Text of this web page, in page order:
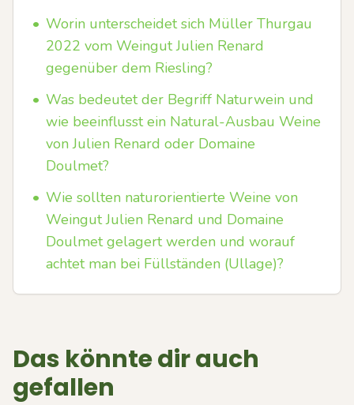
• Worin unterscheidet sich Müller Thurgau
2022 vom Weingut Julien Renard
gegenüber dem Riesling?
• Was bedeutet der Begriff Naturwein und
wie beeinflusst ein Natural-Ausbau Weine
von Julien Renard oder Domaine
Doulmet?
• Wie sollten naturorientierte Weine von
Weingut Julien Renard und Domaine
Doulmet gelagert werden und worauf
achtet man bei Füllständen (Ullage)?
Das könnte dir auch
gefallen